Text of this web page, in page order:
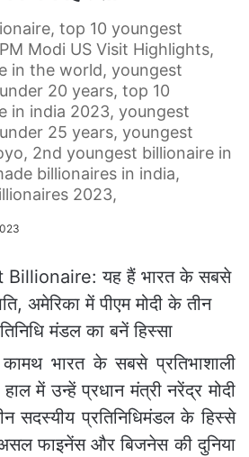
top 10 youngest
Modi US Visit Highlights,
in the world, youngest
20 years, top 10
in india 2023, youngest
25 years, youngest
2nd youngest billionaire in
billionaires in india,
2023,
भारत के सबसे प्रतिभाशाली
में उन्हें प्रधान मंत्री नरेंद्र मोदी
सदस्यीय प्रतिनिधिमंडल के हिस्से
फाइनेंस और बिजनेस की दुनिया